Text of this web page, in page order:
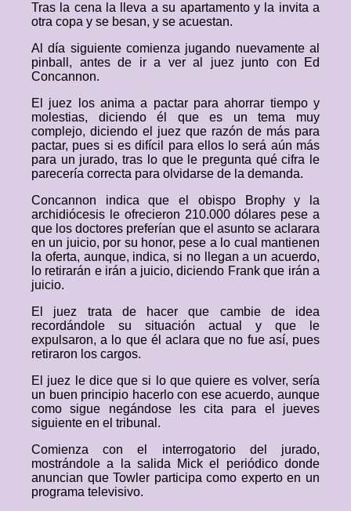
Tras la cena la lleva a su apartamento y la invita a
otra copa y se besan, y se acuestan.
Al día siguiente comienza jugando nuevamente al
pinball, antes de ir a ver al juez junto con Ed
Concannon.
El juez los anima a pactar para ahorrar tiempo y
molestias, diciendo él que es un tema muy
complejo, diciendo el juez que razón de más para
pactar, pues si es difícil para ellos lo será aún más
para un jurado, tras lo que le pregunta qué cifra le
parecería correcta para olvidarse de la demanda.
Concannon indica que el obispo Brophy y la
archidiócesis le ofrecieron 210.000 dólares pese a
que los doctores preferían que el asunto se aclarara
en un juicio, por su honor, pese a lo cual mantienen
la oferta, aunque, indica, si no llegan a un acuerdo,
lo retirarán e irán a juicio, diciendo Frank que irán a
juicio.
El juez trata de hacer que cambie de idea
recordándole su situación actual y que le
expulsaron, a lo que él aclara que no fue así, pues
retiraron los cargos.
El juez le dice que si lo que quiere es volver, sería
un buen principio hacerlo con ese acuerdo, aunque
como sigue negándose les cita para el jueves
siguiente en el tribunal.
Comienza con el interrogatorio del jurado,
mostrándole a la salida Mick el periódico donde
anuncian que Towler participa como experto en un
programa televisivo.